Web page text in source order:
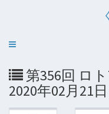
Toggle
第356回 ロ
2020年02月21日